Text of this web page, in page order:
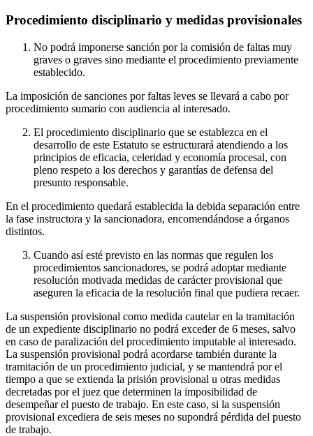
Procedimiento disciplinario y medidas provisionales
No podrá imponerse sanción por la comisión de faltas muy
graves o graves sino mediante el procedimiento previamente
establecido.
La imposición de sanciones por faltas leves se llevará a cabo por
procedimiento sumario con audiencia al interesado.
El procedimiento disciplinario que se establezca en el
desarrollo de este Estatuto se estructurará atendiendo a los
principios de eficacia, celeridad y economía procesal, con
pleno respeto a los derechos y garantías de defensa del
presunto responsable.
En el procedimiento quedará establecida la debida separación entre
la fase instructora y la sancionadora, encomendándose a órganos
distintos.
Cuando así esté previsto en las normas que regulen los
procedimientos sancionadores, se podrá adoptar mediante
resolución motivada medidas de carácter provisional que
aseguren la eficacia de la resolución final que pudiera recaer.
La suspensión provisional como medida cautelar en la tramitación
de un expediente disciplinario no podrá exceder de 6 meses, salvo
en caso de paralización del procedimiento imputable al interesado.
La suspensión provisional podrá acordarse también durante la
tramitación de un procedimiento judicial, y se mantendrá por el
tiempo a que se extienda la prisión provisional u otras medidas
decretadas por el juez que determinen la imposibilidad de
desempeñar el puesto de trabajo. En este caso, si la suspensión
provisional excediera de seis meses no supondrá pérdida del puesto
de trabajo.